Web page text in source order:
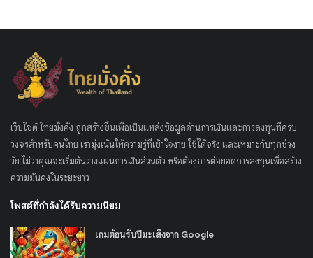
เว็บไซต์ ไทยมั่งคั่ง ถูกสร้างขึ้นเพื่อเป็นแหล่งข้อมูลด้านการเงินและการลงทุนที่ครบ
วงจรสำหรับคนไทย เรามุ่งเน้นให้ความรู้ที่เข้าใจง่าย ใช้ได้จริง และเหมาะกับทุกช่วง
วัย ไม่ว่าคุณจะเริ่มต้นวางแผนการเงินส่วนตัว หรือต้องการต่อยอดการลงทุนเพื่อสร้าง
ความมั่นคงในระยะยาว
โพสต์ที่กำลังได้รับความนิยม
เกมต้อนรับปีมะเส็งจาก Google